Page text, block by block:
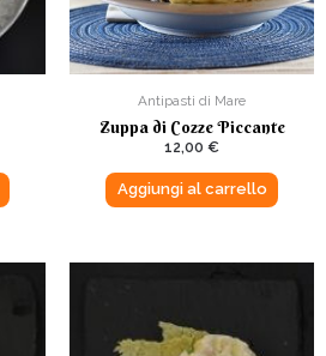
Antipasti di Mare
Zuppa di Cozze Piccante
12,00 €
Aggiungi al carrello